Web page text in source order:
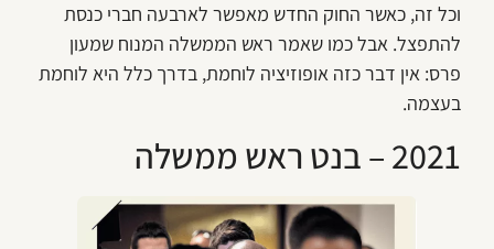
וכל זה, כאשר החוק החדש מאפשר לארבעה חברי כנסת
להתפצל. אבל כמו שאמר ראש הממשלה המנוח שמעון
פרס: אין דבר כזה אופוזיציה לוחמת, בדרך כלל היא לוחמת
בעצמה.
2021 – בנט ראש ממשלה